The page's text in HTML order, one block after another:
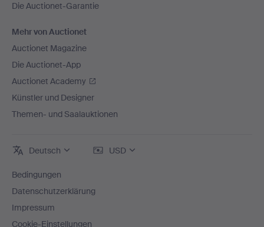
Die Auctionet-Garantie
Mehr von Auctionet
Auctionet Magazine
Die Auctionet-App
Auctionet Academy
Künstler und Designer
Themen- und Saalauktionen
Deutsch USD
Bedingungen
Datenschutzerklärung
Impressum
Cookie-Einstellungen